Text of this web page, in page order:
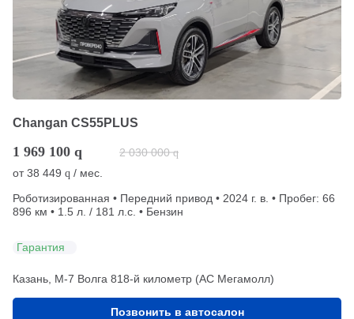
Changan CS55PLUS
1 969 100 q 2 030 000 q
от38 449 q / мес.
Роботизированная • Передний привод • 2024 г. в. • Пробег: 66
896 км • 1.5 л. / 181 л.с. • Бензин
Гарантия
Казань, М-7 Волга 818-й километр (АС Мегамолл)
Позвонить в автосалон